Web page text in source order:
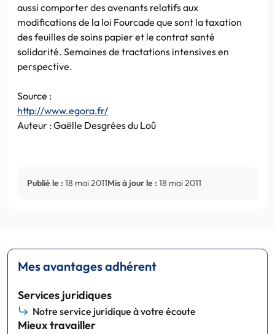
aussi comporter des avenants relatifs aux
modifications de la loi Fourcade que sont la taxation
des feuilles de soins papier et le contrat santé
solidarité. Semaines de tractations intensives en
perspective.
Source :
http://www.egora.fr/
Auteur : Gaëlle Desgrées du Loû
Publié le : 18 mai 2011Mis à jour le : 18 mai 2011
Mes avantages adhérent
Services juridiques
Notre service juridique à votre écoute
Mieux travailler